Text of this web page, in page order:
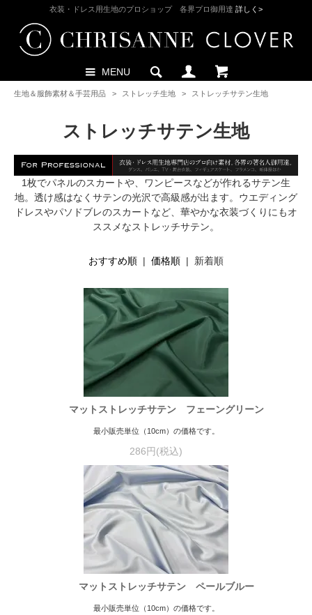
衣装・ドレス用生地のプロショップ 各界プロ御用達 詳しく>
MENU
生地＆服飾素材＆手芸用品 > ストレッチ生地 > ストレッチサテン生地
ストレッチサテン生地
1枚でパネルのスカートや、ワンピースなどが作れるサテン生
地。透け感はなくサテンの光沢で高級感が出ます。ウエディング
ドレスやパソドブレのスカートなど、華やかな衣装づくりにもオ
ススメなストレッチサテン。
おすすめ順 | 価格順 | 新着順
マットストレッチサテン フェーングリーン
最小販売単位（10cm）の価格です。
286円(税込)
マットストレッチサテン ペールブルー
最小販売単位（10cm）の価格です。